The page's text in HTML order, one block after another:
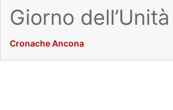
Giorno
Cronache Ancona